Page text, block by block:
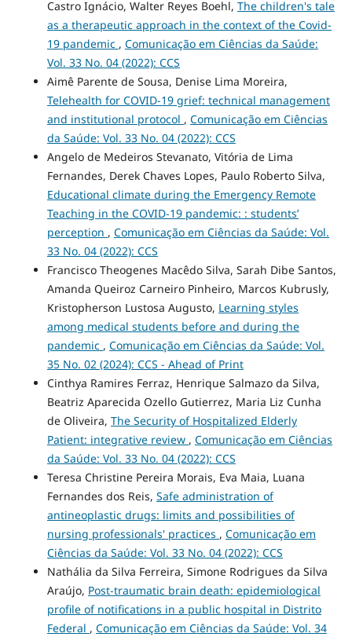
Castro Ignácio, Walter Reyes Boehl, The children's tale
as a therapeutic approach in the context of the Covid-
19 pandemic , Comunicação em Ciências da Saúde:
Vol. 33 No. 04 (2022): CCS
Aimê Parente de Sousa, Denise Lima Moreira,
Telehealth for COVID-19 grief: technical management
and institutional protocol , Comunicação em Ciências
da Saúde: Vol. 33 No. 04 (2022): CCS
Angelo de Medeiros Stevanato, Vitória de Lima
Fernandes, Derek Chaves Lopes, Paulo Roberto Silva,
Educational climate during the Emergency Remote
Teaching in the COVID-19 pandemic: : students’
perception , Comunicação em Ciências da Saúde: Vol.
33 No. 04 (2022): CCS
Francisco Theogenes Macêdo Silva, Sarah Dibe Santos,
Amanda Queiroz Carneiro Pinheiro, Marcos Kubrusly,
Kristopherson Lustosa Augusto, Learning styles
among medical students before and during the
pandemic , Comunicação em Ciências da Saúde: Vol.
35 No. 02 (2024): CCS - Ahead of Print
Cinthya Ramires Ferraz, Henrique Salmazo da Silva,
Beatriz Aparecida Ozello Gutierrez, Maria Liz Cunha
de Oliveira, The Security of Hospitalized Elderly
Patient: integrative review , Comunicação em Ciências
da Saúde: Vol. 33 No. 04 (2022): CCS
Teresa Christine Pereira Morais, Eva Maia, Luana
Fernandes dos Reis, Safe administration of
antineoplastic drugs: limits and possibilities of
nursing professionals' practices , Comunicação em
Ciências da Saúde: Vol. 33 No. 04 (2022): CCS
Nathália da Silva Ferreira, Simone Rodrigues da Silva
Araújo, Post-traumatic brain death: epidemiological
profile of notifications in a public hospital in Distrito
Federal , Comunicação em Ciências da Saúde: Vol. 34